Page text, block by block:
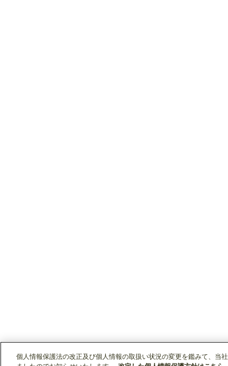
個人情報保護法の改正及び個人情報の取扱い状況の変更を鑑みて、当